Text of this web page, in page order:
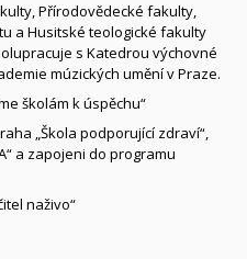
Přírodovědecké fakulty,
a Husitské teologické fakulty
s Katedrou výchovné
múzických umění v Praze.
školám k úspěchu“
„Škola podporující zdraví“,
a zapojeni do programu
naživo“